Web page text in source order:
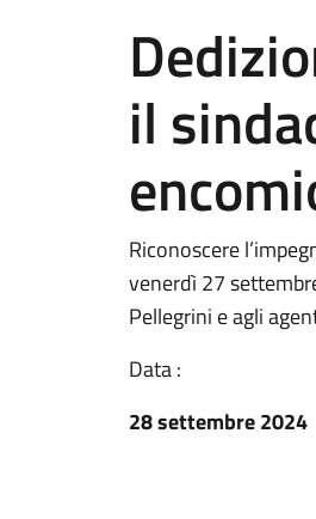
il
Riconoscere
venerdì 27
Pellegrini e agli
Data :
28 settembre 2024